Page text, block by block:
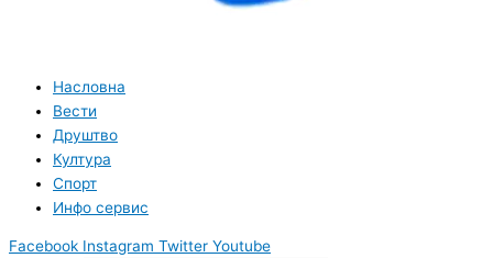
Насловна
Вести
Друштво
Култура
Спорт
Инфо сервис
Facebook Instagram Twitter Youtube